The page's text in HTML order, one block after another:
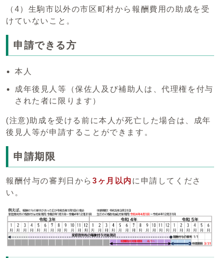
（4）生駒市以外の市区町村から報酬費用の助成を受
けていないこと。
申請できる方
本人
成年後見人等（保佐人及び補助人は、代理権を付与
された者に限ります）
(注意)助成を受ける前に本人が死亡した場合は、成年
後見人等が申請することができます。
申請期限
報酬付与の審判日から 3ヶ月以内 に申請してくださ
い。